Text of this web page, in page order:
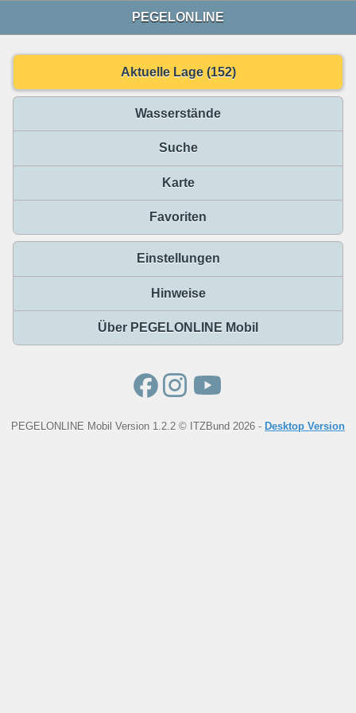
PEGELONLINE
Aktuelle Lage (152)
Wasserstände
Suche
Karte
Favoriten
Einstellungen
Hinweise
Über PEGELONLINE Mobil
PEGELONLINE Mobil Version 1.2.2 © ITZBund 2026 - Desktop Version